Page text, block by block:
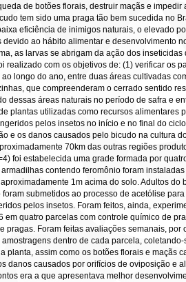
de botões florais, destruir maçãs e
tem sido uma praga tão bem sucedida no
eficiência de inimigos naturais, o elevado
devido ao hábito alimentar e desenvolvimento
as larvas se abrigam da ação dos
realizado com os objetivos de: (1) verificar os
longo do ano, entre duas áreas cultivadas
que compreenderam o cerrado sentido
dessas áreas naturais no período de safra e
plantas utilizadas como recursos alimentares
pelos insetos no início e no final do
e os danos causados pelo bicudo na cultura
70km das outras regiões
foi estabelecida uma grade formada por
contendo feromônio foram
1m acima do solo. Adultos
foram submetidos ao processo de acetólise
pelos insetos. Foram feitos, ainda,
em quatro parcelas com controle químico de
pragas. Foram feitas avaliações semanais,
dentro de cada parcela,
planta, assim como os botões florais e maçãs
danos causados por orifícios de oviposição e
era a que apresentava melhor